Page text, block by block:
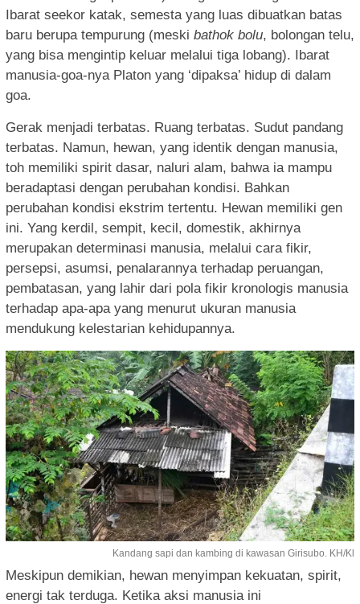
Ibarat seekor katak, semesta yang luas dibuatkan batas
baru berupa tempurung (meski bathok bolu, bolongan telu,
yang bisa mengintip keluar melalui tiga lobang). Ibarat
manusia-goa-nya Platon yang ‘dipaksa’ hidup di dalam
goa.
Gerak menjadi terbatas. Ruang terbatas. Sudut pandang
terbatas. Namun, hewan, yang identik dengan manusia,
toh memiliki spirit dasar, naluri alam, bahwa ia mampu
beradaptasi dengan perubahan kondisi. Bahkan
perubahan kondisi ekstrim tertentu. Hewan memiliki gen
ini. Yang kerdil, sempit, kecil, domestik, akhirnya
merupakan determinasi manusia, melalui cara fikir,
persepsi, asumsi, penalarannya terhadap peruangan,
pembatasan, yang lahir dari pola fikir kronologis manusia
terhadap apa-apa yang menurut ukuran manusia
mendukung kelestarian kehidupannya.
Kandang sapi dan kambing di kawasan Girisubo. KH/Kl
Meskipun demikian, hewan menyimpan kekuatan, spirit,
energi tak terduga. Ketika aksi manusia ini